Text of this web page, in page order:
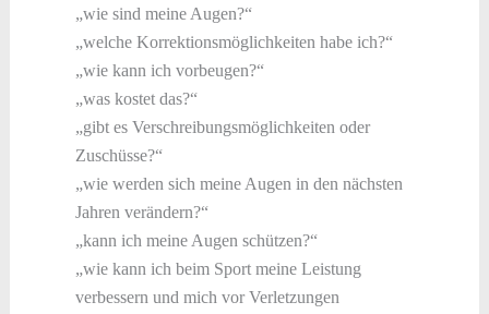
„wie sind meine Augen?“
„welche Korrektionsmöglichkeiten habe ich?“
„wie kann ich vorbeugen?“
„was kostet das?“
„gibt es Verschreibungsmöglichkeiten oder
Zuschüsse?“
„wie werden sich meine Augen in den nächsten
Jahren verändern?“
„kann ich meine Augen schützen?“
„wie kann ich beim Sport meine Leistung
verbessern und mich vor Verletzungen